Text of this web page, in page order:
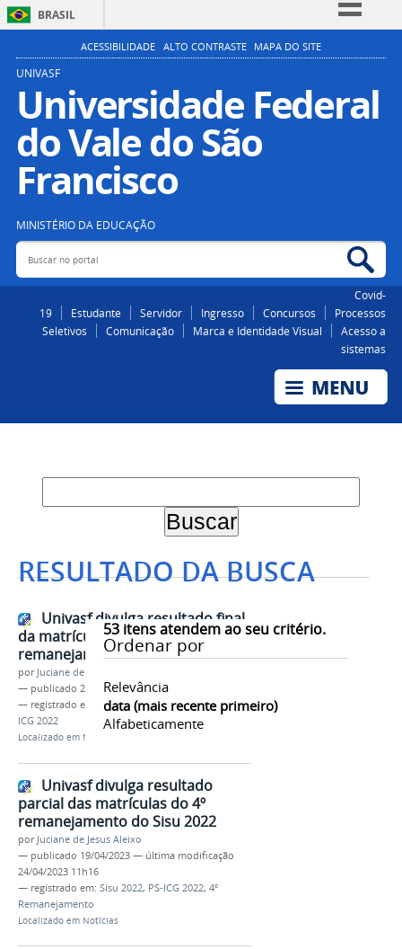
BRASIL
Simplifique!
Participe
Acesso à informação
Legislação
ACESSIBILIDADE ALTO CONTRASTE MAPA DO SITE
UNIVASF
Universidade Federal
do Vale do São
Francisco
MINISTÉRIO DA EDUCAÇÃO
Buscar no portal
Covid-
19
Estudante Servidor Ingresso Concursos
Processos
Seletivos
Comunicação Marca e Identidade Visual
Acesso a
sistemas
RESULTADO DA BUSCA
53itens atendem ao seu critério.
Ordenar por
Relevância
data (mais recente primeiro)
Alfabeticamente
Univasf divulga resultado final
da matrícula do 4º
remanejamento do Sisu 2022
por Juciane de Jesus Aleixo
— publicado 24/04/2023
— registrado em:
Sisu 2022,Ingresso Discente,PS-
ICG 2022
Localizado em Notícias
Univasf divulga resultado
parcial das matrículas do 4º
remanejamento do Sisu 2022
por Juciane de Jesus Aleixo
— publicado 19/04/2023 — última modificação
24/04/2023 11h16
— registrado em: Sisu 2022, PS-ICG 2022, 4º
Remanejamento
Localizado em Notícias